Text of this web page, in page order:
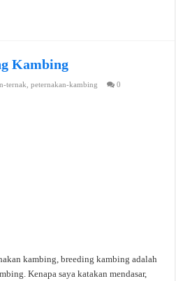
Kambing
ternak ,peternakan-kambing 0
kambing, breeding kambing adalah
Kenapa saya katakan mendasar,